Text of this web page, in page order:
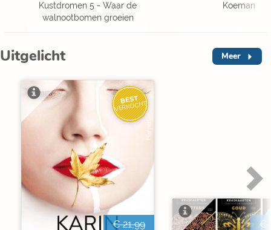
Kustdromen 5 - Waar de
walnootbomen groeien
Koeman
Uitgelicht Meer
BEST
VERKOCHT
€ 21,99 €